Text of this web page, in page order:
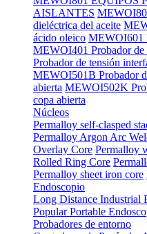
AISLANTES
dieléctrica del aceite
ácido oleico MEWOI601
MEWOI401 Probador de
Probador de tensión
MEWOI501B Probador
abierta MEWOI502K
copa abierta
Núcleos
Permalloy self-clasped
Permalloy Argon Arc
Overlay Core Permalloy
Rolled Ring Core
Permalloy sheet iron core
Endoscopio
Long Distance Industrial
Popular Portable
Probadores de entorno